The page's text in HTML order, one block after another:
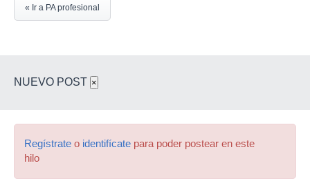
« Ir a PA profesional
NUEVO POST ×
Regístrate o identifícate para poder postear en este
hilo